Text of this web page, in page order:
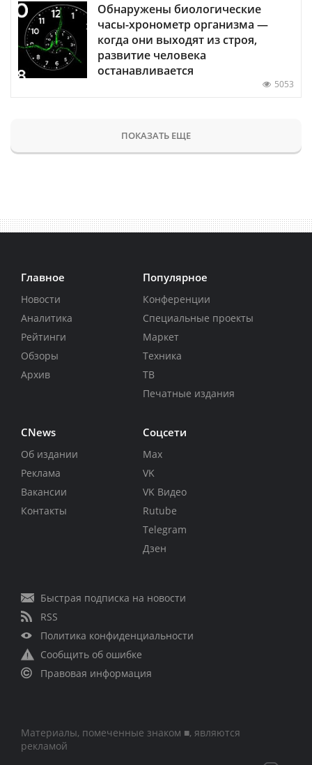
Обнаружены биологические
часы-хронометр организма —
когда они выходят из строя,
развитие человека
останавливается
5053
ПОКАЗАТЬ ЕЩЕ
Главное
Новости
Аналитика
Рейтинги
Обзоры
Архив
Популярное
Конференции
Специальные проекты
Маркет
Техника
ТВ
Печатные издания
CNews
Об издании
Реклама
Вакансии
Контакты
Соцсети
Max
VK
VK Видео
Rutube
Telegram
Дзен
Быстрая подписка на новости
RSS
Политика конфиденциальности
Сообщить об ошибке
Правовая информация
Материалы, помеченные знаком ■, являются
рекламой